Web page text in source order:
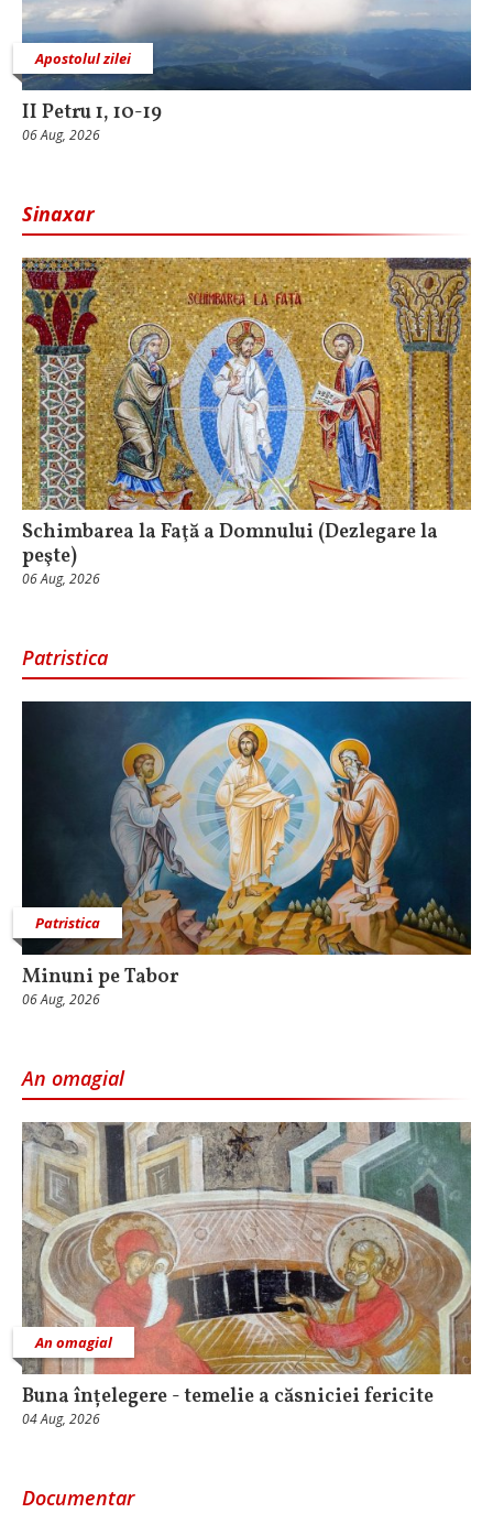
Apostolul zilei
II Petru 1, 10-19
06 Aug, 2026
Sinaxar
Schimbarea la Faţă a Domnului (Dezlegare la
peşte)
06 Aug, 2026
Patristica
Patristica
Minuni pe Tabor
06 Aug, 2026
An omagial
An omagial
Buna înțelegere - temelie a căsniciei fericite
04 Aug, 2026
Documentar